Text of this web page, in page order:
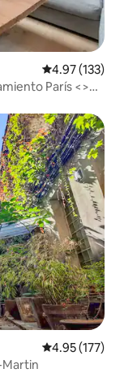
Calificación
4.97 (133)
París <>
Calificación
4.95 (177)
Martin